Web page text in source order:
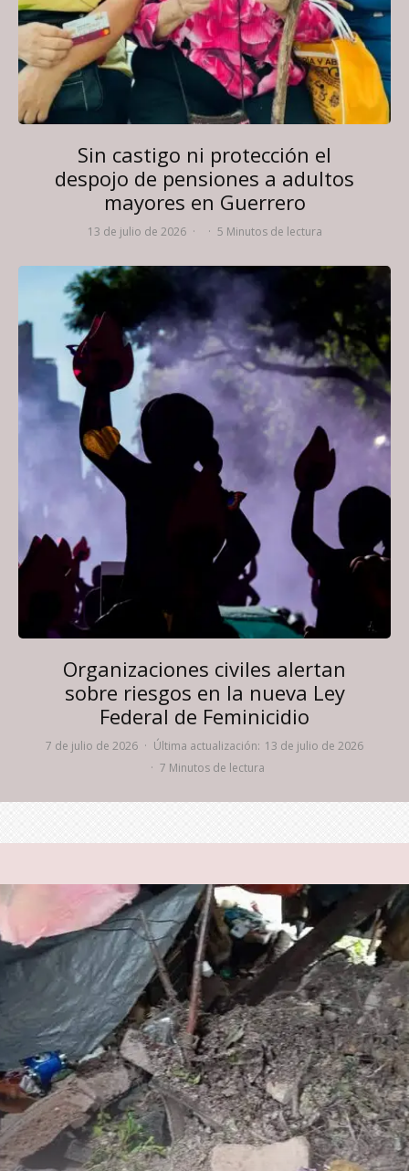
Sin castigo ni protección el
despojo de pensiones a adultos
mayores en Guerrero
13 de julio de 2026 · · 5 Minutos de lectura
Organizaciones civiles alertan
sobre riesgos en la nueva Ley
Federal de Feminicidio
7 de julio de 2026 · Última actualización: 13 de julio de 2026
· 7 Minutos de lectura